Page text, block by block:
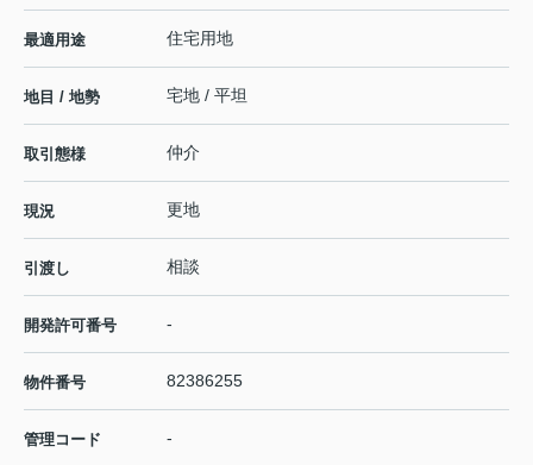
最適用途 住宅用地
地目 / 地勢 宅地 / 平坦
取引態様 仲介
現況 更地
引渡し 相談
開発許可番号 -
物件番号 82386255
管理コード -